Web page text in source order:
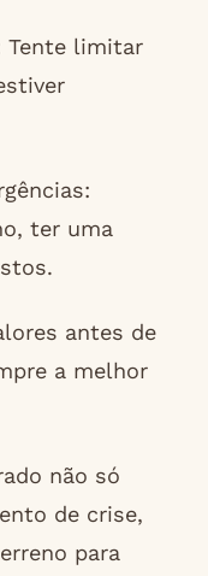
Tente limitar
ter uma
antes de
a melhor
não só
de crise,
para